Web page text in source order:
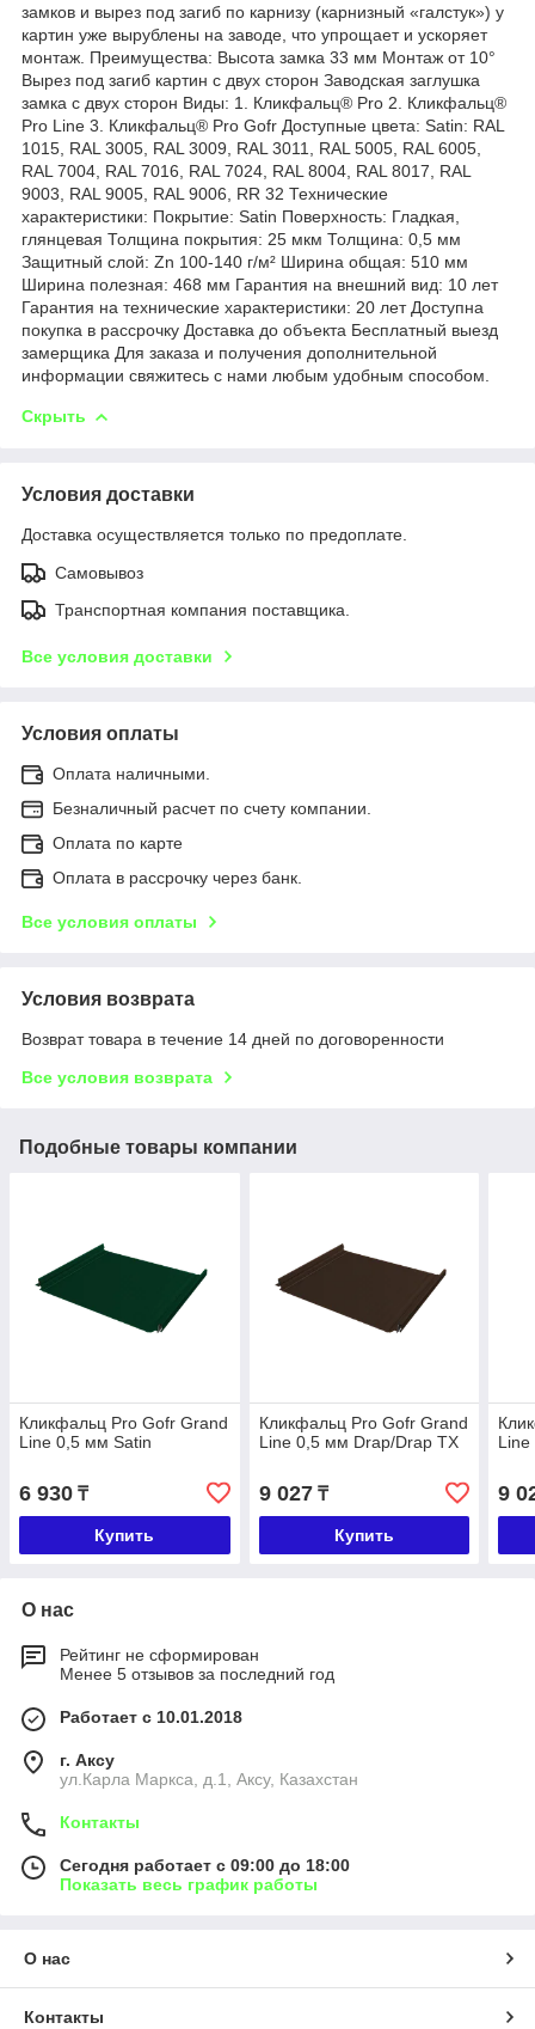
замков и вырез под загиб по карнизу (карнизный «галстук») у
картин уже вырублены на заводе, что упрощает и ускоряет
монтаж. Преимущества: Высота замка 33 мм Монтаж от 10°
Вырез под загиб картин с двух сторон Заводская заглушка
замка с двух сторон Виды: 1. Кликфальц® Pro 2. Кликфальц®
Pro Line 3. Кликфальц® Pro Gofr Доступные цвета: Satin: RAL
1015, RAL 3005, RAL 3009, RAL 3011, RAL 5005, RAL 6005,
RAL 7004, RAL 7016, RAL 7024, RAL 8004, RAL 8017, RAL
9003, RAL 9005, RAL 9006, RR 32 Технические
характеристики: Покрытие: Satin Поверхность: Гладкая,
глянцевая Толщина покрытия: 25 мкм Толщина: 0,5 мм
Защитный слой: Zn 100-140 г/м² Ширина общая: 510 мм
Ширина полезная: 468 мм Гарантия на внешний вид: 10 лет
Гарантия на технические характеристики: 20 лет Доступна
покупка в рассрочку Доставка до объекта Бесплатный выезд
замерщика Для заказа и получения дополнительной
информации свяжитесь с нами любым удобным способом.
Скрыть
Условия доставки
Доставка осуществляется только по предоплате.
Самовывоз
Транспортная компания поставщика.
Все условия доставки
Условия оплаты
Оплата наличными.
Безналичный расчет по счету компании.
Оплата по карте
Оплата в рассрочку через банк.
Все условия оплаты
Условия возврата
Возврат товара в течение 14 дней по договоренности
Все условия возврата
Подобные товары компании
Кликфальц Pro Gofr Grand
Line 0,5 мм Satin
6 930 ₸
Купить
Кликфальц Pro Gofr Grand
Line 0,5 мм Drap/Drap TX
9 027₸
Купить
9
О нас
Рейтинг не сформирован
Менее 5 отзывов за последний год
Работает с 10.01.2018
г. Аксу
ул.Карла Маркса, д.1, Аксу, Казахстан
Контакты
Сегодня работает с 09:00 до 18:00
Показать весь график работы
О нас
Контакты